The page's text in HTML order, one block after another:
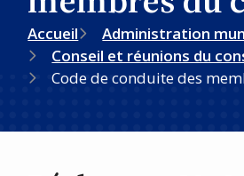
Fil
d'Ariane
Accueil
Administration
Conseil et réunions du
Code de conduite des